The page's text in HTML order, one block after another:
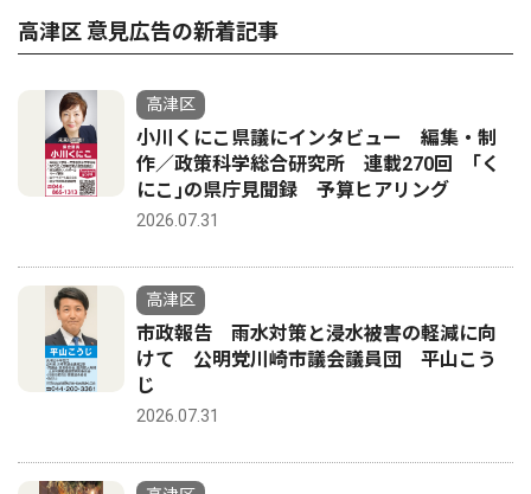
高津区 意見広告の新着記事
高津区
小川くにこ県議にインタビュー 編集・制
作／政策科学総合研究所 連載270回 ｢く
にこ｣の県庁見聞録 予算ヒアリング
2026.07.31
高津区
市政報告 雨水対策と浸水被害の軽減に向
けて 公明党川崎市議会議員団 平山こう
じ
2026.07.31